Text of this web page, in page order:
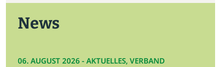
News
06. AUGUST 2026 - AKTUELLES, VERBAND